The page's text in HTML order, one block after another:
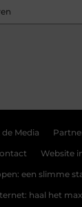
de Media
Website
een slimme
haal het